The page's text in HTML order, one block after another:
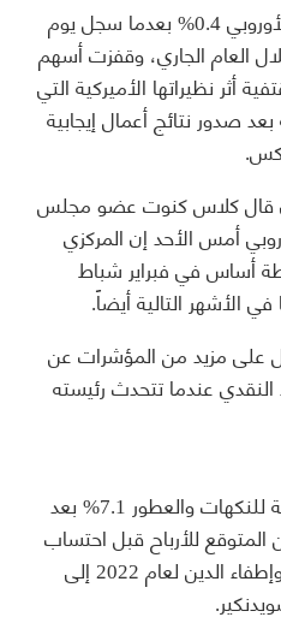
وزاد المؤشر ستوكس 600 الأوروبي 0.4% بعدما سجل يوم
العام الجاري، وقفزت أسهم
1.4% مقتفية أثر نظيراتها الأميركية التي
صدور نتائج أعمال إيجابية
قال كلاس كنوت عضو مجلس
أمس الأحد إن المركزي
بمقدار 50 نقطة أساس في فبراير شباط
الأشهر التالية أيضاً.
على مزيد من المؤشرات عن
عندما تتحدث رئيسته
وتراجع سهم سيمرايز الألمانية للنكهات والعطور 7.1% بعد
للأرباح قبل احتساب
الفوائد والضرائب والإهلاك وإطفاء الدين لعام 2022 إلى